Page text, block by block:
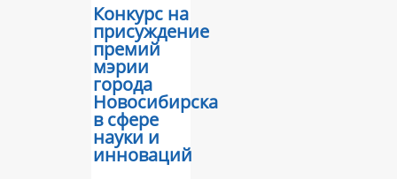
Конкурс на
присуждение
премий
мэрии
города
Новосибирска
в сфере
науки и
инноваций